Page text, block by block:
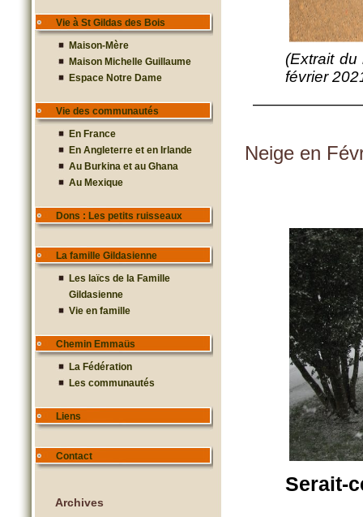
Vie à St Gildas des Bois
Maison-Mère
Maison Michelle Guillaume
Espace Notre Dame
Vie des communautés
En France
En Angleterre et en Irlande
Au Burkina et au Ghana
Au Mexique
Dons : Les petits ruisseaux
La famille Gildasienne
Les laïcs de la Famille
Gildasienne
Vie en famille
Chemin Emmaüs
La Fédération
Les communautés
Liens
Contact
Archives
(Extrait du
février
Neige en
Serait-